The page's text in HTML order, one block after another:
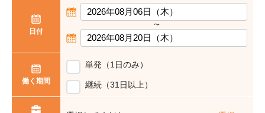
日付
〜
働く期間
単発（1日のみ）
継続（31日以上）